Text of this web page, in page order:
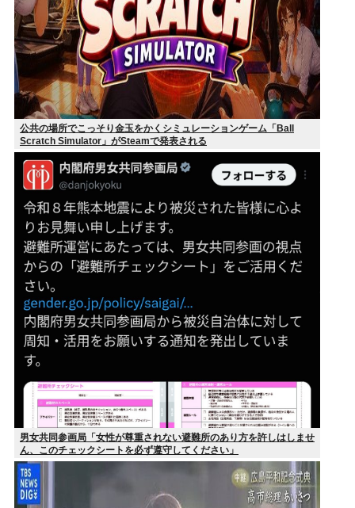
公共の場所でこっそり金玉をかくシミュレーションゲーム「Ball
Scratch Simulator」がSteamで発表される
男女共同参画局「女性が尊重されない避難所のあり方を許しはしませ
ん、このチェックシートを必ず遵守してください」